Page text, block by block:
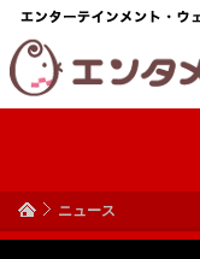
ニュース